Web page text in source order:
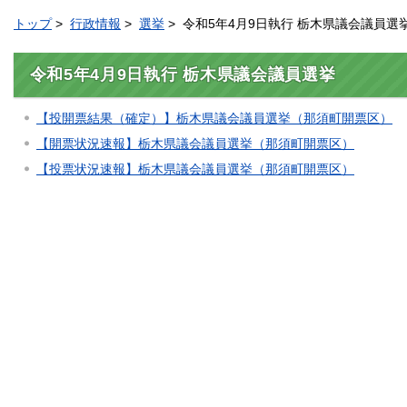
トップ> 行政情報 > 選挙 > 令和5年4月9日執行 栃木県議会議員選
令和5年4月9日執行 栃木県議会議員選挙
【投開票結果（確定）】栃木県議会議員選挙（那須町開票区）
【開票状況速報】栃木県議会議員選挙（那須町開票区）
【投票状況速報】栃木県議会議員選挙（那須町開票区）